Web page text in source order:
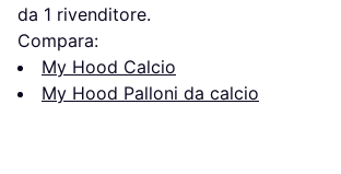
da 1 rivenditore.
Compara:
My Hood Calcio
My Hood Palloni da calcio